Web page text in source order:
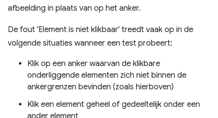
afbeelding in plaats van op het anker.
De fout 'Element is niet klikbaar' treedt vaak op in de
volgende situaties wanneer een test probeert:
Klik op een anker waarvan de klikbare
onderliggende elementen zich niet binnen de
ankergrenzen bevinden (zoals hierboven)
Klik een element geheel of gedeeltelijk onder een
ander element